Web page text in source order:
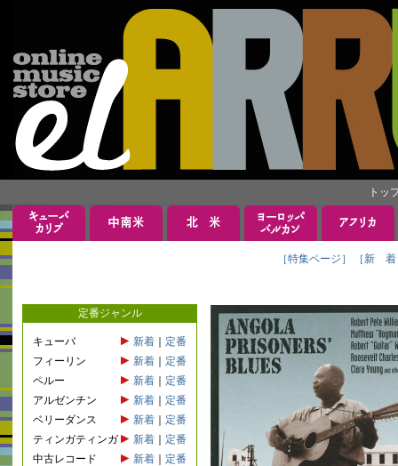
トッ
［特集ページ］ ［新 着
定番ジャンル
キューバ 新着
定番
フィーリン
新着
定番
ペルー
新着
定番
アルゼンチン
新着
定番
ベリーダンス
新着
定番
ティンガティンガ
新着
定番
中古レコード
新着
定番